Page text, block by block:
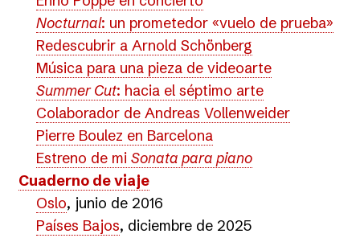
Nocturnal: un prometedor «vuelo de prueba»
Redescubrir a Arnold Schönberg
Música para una pieza de videoarte
Summer Cut: hacia el séptimo arte
Colaborador de Andreas Vollenweider
Pierre Boulez en Barcelona
Estreno de mi Sonata para piano
Cuaderno de viaje
Oslo, junio de 2016
Países Bajos, diciembre de 2025